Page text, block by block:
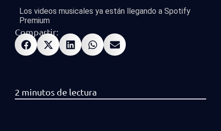
Los videos musicales ya están llegando a Spotify
Premium
Compartir: